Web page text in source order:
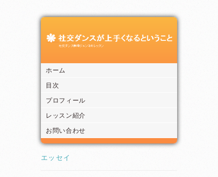
ホーム
目次
プロフィール
レッスン紹介
お問い合わせ
エッセイ